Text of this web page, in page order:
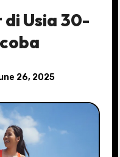
di Usia 30-
26, 2025